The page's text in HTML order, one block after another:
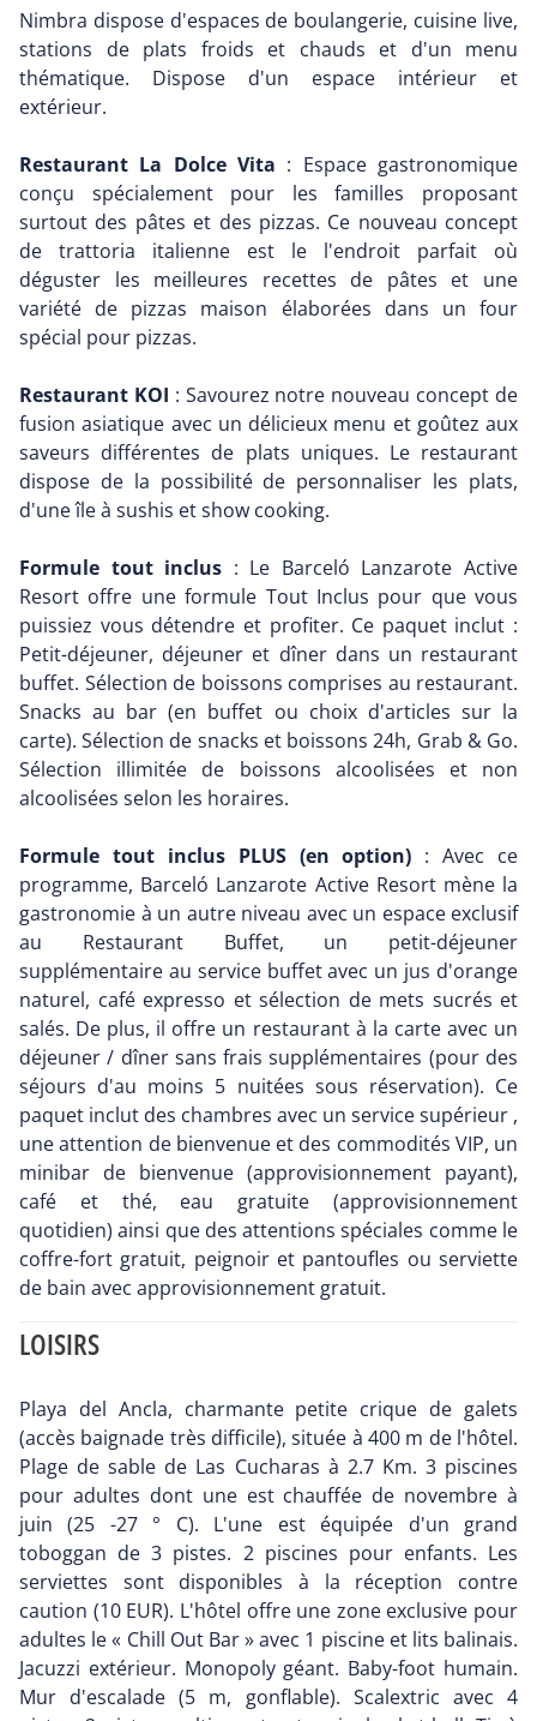
Nimbra dispose d'espaces de boulangerie, cuisine live,
stations de plats froids et chauds et d'un menu
thématique. Dispose d'un espace intérieur et
extérieur.
Restaurant La Dolce Vita : Espace gastronomique
conçu spécialement pour les familles proposant
surtout des pâtes et des pizzas. Ce nouveau concept
de trattoria italienne est le l'endroit parfait où
déguster les meilleures recettes de pâtes et une
variété de pizzas maison élaborées dans un four
spécial pour pizzas.
Restaurant KOI : Savourez notre nouveau concept de
fusion asiatique avec un délicieux menu et goûtez aux
saveurs différentes de plats uniques. Le restaurant
dispose de la possibilité de personnaliser les plats,
d'une île à sushis et show cooking.
Formule tout inclus : Le Barceló Lanzarote Active
Resort offre une formule Tout Inclus pour que vous
puissiez vous détendre et profiter. Ce paquet inclut :
Petit-déjeuner, déjeuner et dîner dans un restaurant
buffet. Sélection de boissons comprises au restaurant.
Snacks au bar (en buffet ou choix d'articles sur la
carte). Sélection de snacks et boissons 24h, Grab & Go.
Sélection illimitée de boissons alcoolisées et non
alcoolisées selon les horaires.
Formule tout inclus PLUS (en option) : Avec ce
programme, Barceló Lanzarote Active Resort mène la
gastronomie à un autre niveau avec un espace exclusif
au Restaurant Buffet, un petit-déjeuner
supplémentaire au service buffet avec un jus d'orange
naturel, café expresso et sélection de mets sucrés et
salés. De plus, il offre un restaurant à la carte avec un
déjeuner / dîner sans frais supplémentaires (pour des
séjours d'au moins 5 nuitées sous réservation). Ce
paquet inclut des chambres avec un service supérieur ,
une attention de bienvenue et des commodités VIP, un
minibar de bienvenue (approvisionnement payant),
café et thé, eau gratuite (approvisionnement
quotidien) ainsi que des attentions spéciales comme le
coffre-fort gratuit, peignoir et pantoufles ou serviette
de bain avec approvisionnement gratuit.
LOISIRS
Playa del Ancla, charmante petite crique de galets
(accès baignade très difficile), située à 400 m de l'hôtel.
Plage de sable de Las Cucharas à 2.7 Km. 3 piscines
pour adultes dont une est chauffée de novembre à
juin (25 -27 ° C). L'une est équipée d'un grand
toboggan de 3 pistes. 2 piscines pour enfants. Les
serviettes sont disponibles à la réception contre
caution (10 EUR). L'hôtel offre une zone exclusive pour
adultes le « Chill Out Bar » avec 1 piscine et lits balinais.
Jacuzzi extérieur. Monopoly géant. Baby-foot humain.
Mur d'escalade (5 m, gonflable). Scalextric avec 4